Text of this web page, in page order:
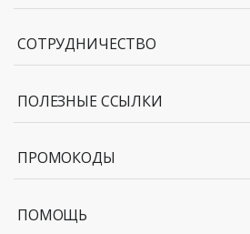
СОТРУДНИЧЕСТВО
ПОЛЕЗНЫЕ ССЫЛКИ
ПРОМОКОДЫ
ПОМОЩЬ